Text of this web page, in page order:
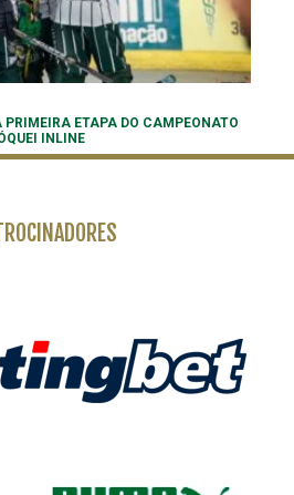
ETAPA DO CAMPEONATO
INLINE